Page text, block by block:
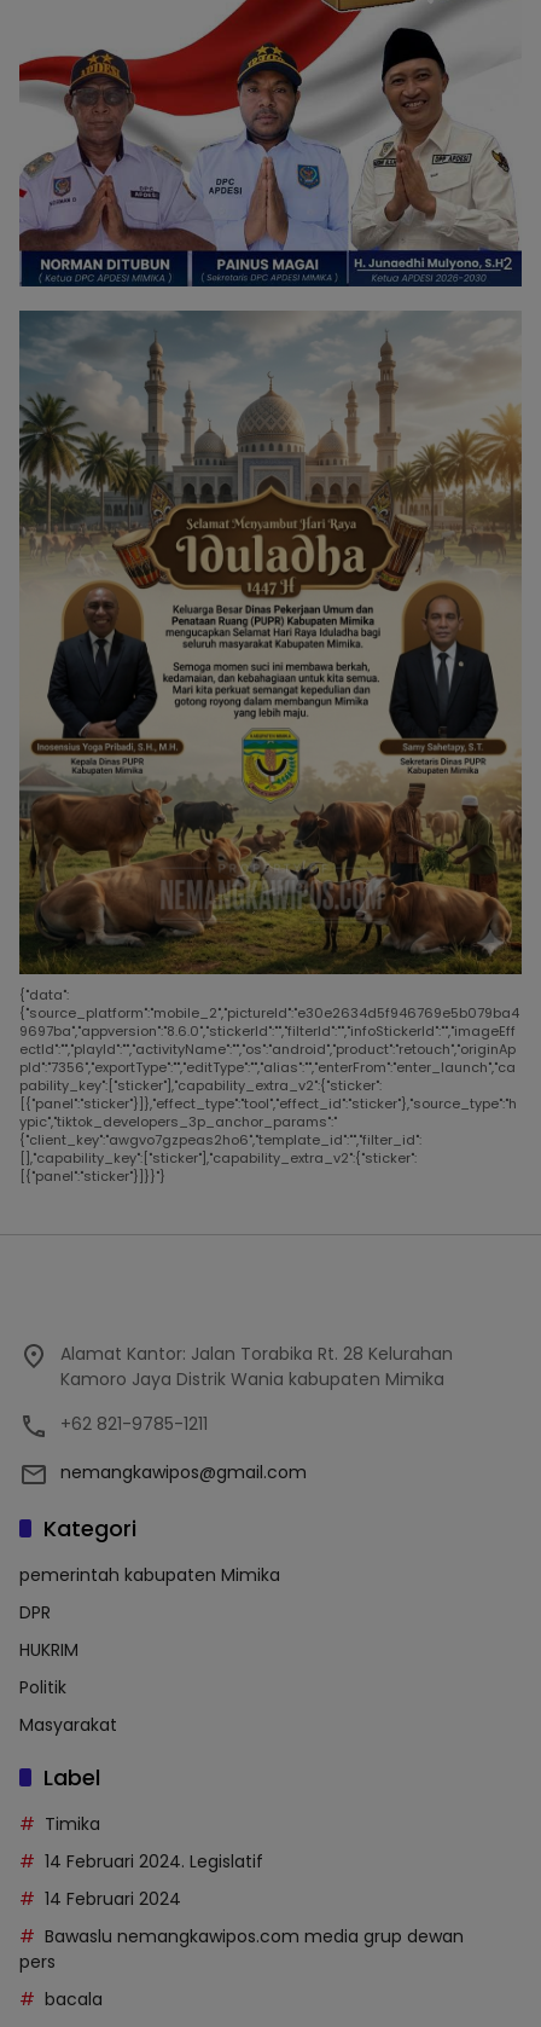
{"data":
{"source_platform":"mobile_2","pictureId":"e30e2634d5f946769e5b079ba4
9697ba","appversion":"8.6.0","stickerId":"","filterId":"","infoStickerId":"","imageEff
ectId":"","playId":"","activityName":"","os":"android","product":"retouch","originAp
pId":"7356","exportType":"","editType":"","alias":"","enterFrom":"enter_launch","ca
pability_key":["sticker"],"capability_extra_v2":{"sticker":
[{"panel":"sticker"}]},"effect_type":"tool","effect_id":"sticker"},"source_type":"h
ypic","tiktok_developers_3p_anchor_params":"
{"client_key":"awgvo7gzpeas2ho6","template_id":"","filter_id":
[],"capability_key":["sticker"],"capability_extra_v2":{"sticker":
[{"panel":"sticker"}]}}"}
Alamat Kantor: Jalan Torabika Rt. 28 Kelurahan
Kamoro Jaya Distrik Wania kabupaten Mimika
+62 821-9785-1211
nemangkawipos@gmail.com
Kategori
pemerintah kabupaten Mimika
DPR
HUKRIM
Politik
Masyarakat
Label
Timika
14 Februari 2024. Legislatif
14 Februari 2024
Bawaslu nemangkawipos.com media grup dewan
pers
bacala